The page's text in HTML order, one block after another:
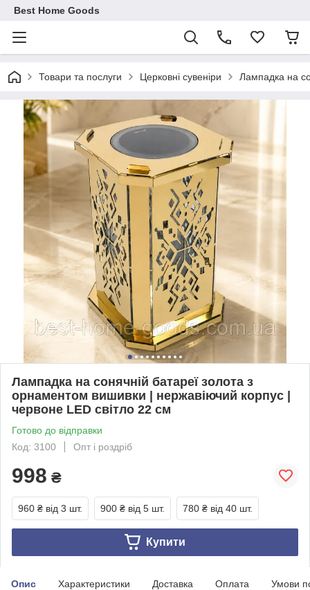
Best Home Goods
Товари та послуги Церковні сувеніри Лампадка на
Лампадка на сонячній батареї золота з
орнаментом вишивки | нержавіючий корпус |
червоне LED світло 22 см
Готово до відправки
Код: 3100
Опт і роздріб
998 ₴
960 ₴ від 3 шт. 900 ₴ від 5 шт. 780 ₴ від 40 шт.
Купити
Опис Характеристики Доставка Оплата Умови